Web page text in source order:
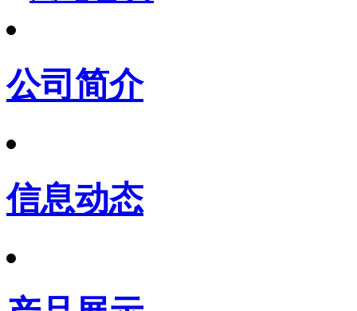
公司简介
信息动态